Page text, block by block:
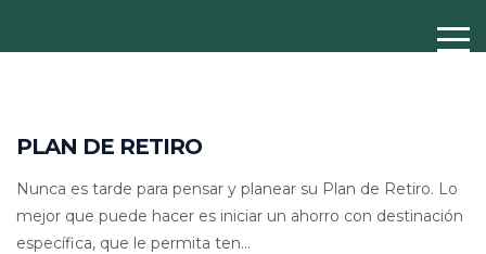
PLAN DE RETIRO
Nunca es tarde para pensar y planear su Plan de Retiro. Lo
mejor que puede hacer es iniciar un ahorro con destinación
específica, que le permita ten...